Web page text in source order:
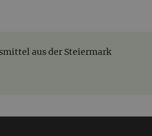
aus der Steiermark